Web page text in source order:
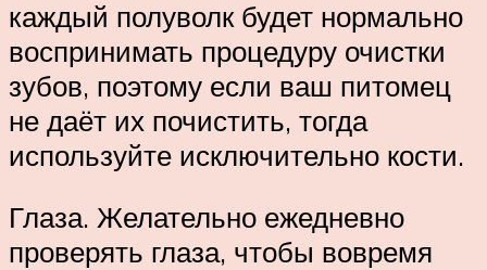
каждый полуволк будет нормально
воспринимать процедуру очистки
зубов, поэтому если ваш питомец
не даёт их почистить, тогда
используйте исключительно кости.
Глаза. Желательно ежедневно
проверять глаза, чтобы вовремя